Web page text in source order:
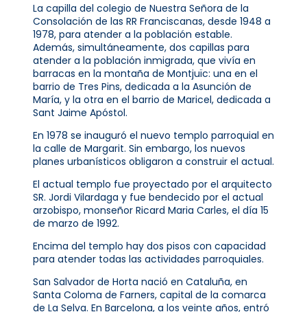
La capilla del colegio de Nuestra Señora de la
Consolación de las RR Franciscanas, desde 1948 a
1978, para atender a la población estable.
Además, simultáneamente, dos capillas para
atender a la población inmigrada, que vivía en
barracas en la montaña de Montjuïc: una en el
barrio de Tres Pins, dedicada a la Asunción de
María, y la otra en el barrio de Maricel, dedicada a
Sant Jaime Apóstol.
En 1978 se inauguró el nuevo templo parroquial en
la calle de Margarit. Sin embargo, los nuevos
planes urbanísticos obligaron a construir el actual.
El actual templo fue proyectado por el arquitecto
SR. Jordi Vilardaga y fue bendecido por el actual
arzobispo, monseñor Ricard Maria Carles, el día 15
de marzo de 1992.
Encima del templo hay dos pisos con capacidad
para atender todas las actividades parroquiales.
San Salvador de Horta nació en Cataluña, en
Santa Coloma de Farners, capital de la comarca
de La Selva. En Barcelona, a los veinte años, entró